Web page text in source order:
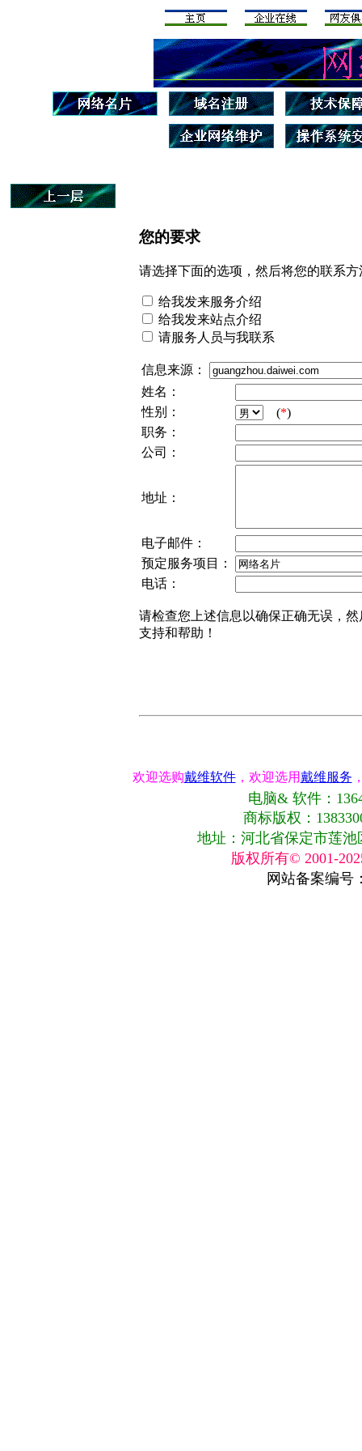
您的要求
请选择下面的选项，然后将您的联系
给我发来服务介绍
给我发来站点介绍
请服务人员与我联系
信息来源：
姓名：
性别：
(*)
职务：
公司：
地址：
电子邮件：
预定服务项目：
电话：
请检查您上述信息以确保正确无误，然
支持和帮助！
欢迎选购戴维软件，欢迎选用戴维服务
电脑& 软件：
商标版权：
地址：河北省保定市莲池
版权所有© 2001-
网站备案编号